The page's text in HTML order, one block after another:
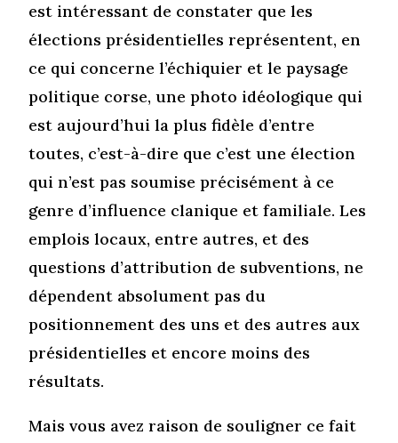
est intéressant de constater que les
élections présidentielles représentent, en
ce qui concerne l’échiquier et le paysage
politique corse, une photo idéologique qui
est aujourd’hui la plus fidèle d’entre
toutes, c’est-à-dire que c’est une élection
qui n’est pas soumise précisément à ce
genre d’influence clanique et familiale. Les
emplois locaux, entre autres, et des
questions d’attribution de subventions, ne
dépendent absolument pas du
positionnement des uns et des autres aux
présidentielles et encore moins des
résultats.
Mais vous avez raison de souligner ce fait